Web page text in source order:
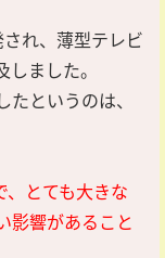
れ、薄型テレビ
ました。
というのは、
、とても大きな
影響があること